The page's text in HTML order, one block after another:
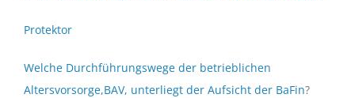
Protektor
Welche Durchführungswege der betrieblichen
Altersvorsorge,BAV, unterliegt der Aufsicht der BaFin?